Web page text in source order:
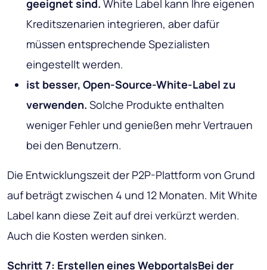
geeignet sind. White Label kann Ihre eigenen
Kreditszenarien integrieren, aber dafür
müssen entsprechende Spezialisten
eingestellt werden.
ist besser, Open-Source-White-Label zu
verwenden. Solche Produkte enthalten
weniger Fehler und genießen mehr Vertrauen
bei den Benutzern.
Die Entwicklungszeit der P2P-Plattform von Grund
aufbeträgt zwischen 4 und 12 Monaten. Mit White
Label kann diese Zeit auf drei verkürzt werden.
Auch die Kosten werden sinken.
Schritt 7: Erstellen eines WebportalsBei der